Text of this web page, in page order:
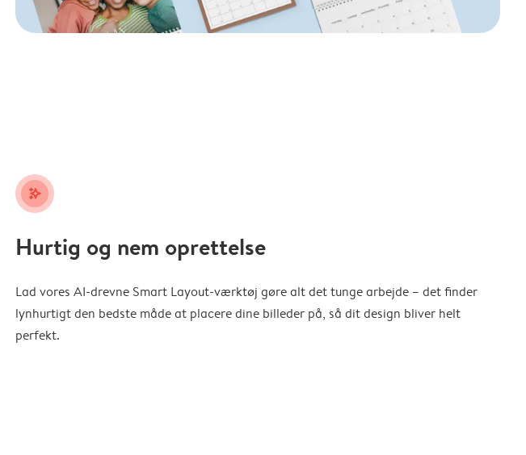
stars_plus
Hurtig og nem oprettelse
Lad vores AI-drevne Smart Layout-værktøj gøre alt det tunge arbejde – det finder
lynhurtigt den bedste måde at placere dine billeder på, så dit design bliver helt
perfekt.